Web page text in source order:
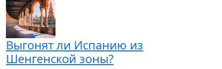
Выгонят ли Испанию из
Шенгенской зоны?